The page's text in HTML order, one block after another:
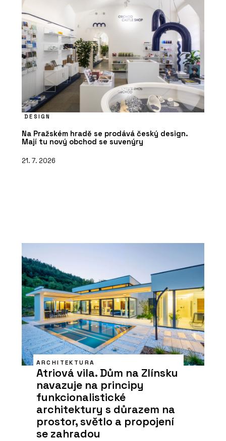
DESIGN
Na Pražském hradě se prodává český design.
Mají tu nový obchod se suvenýry
21. 7. 2026
ARCHITEKTURA
Atriová vila. Dům na Zlínsku
navazuje na principy
funkcionalistické
architektury s důrazem na
prostor, světlo a propojení
se zahradou